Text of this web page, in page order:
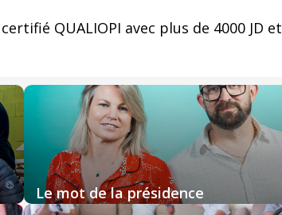
QUALIOPI avec plus de 4000 JD et
Le mot de la présidence